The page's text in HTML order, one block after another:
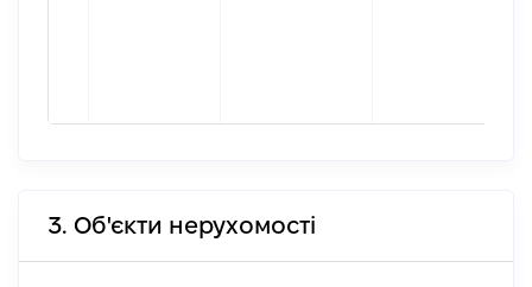
3. Об'єкти нерухомості